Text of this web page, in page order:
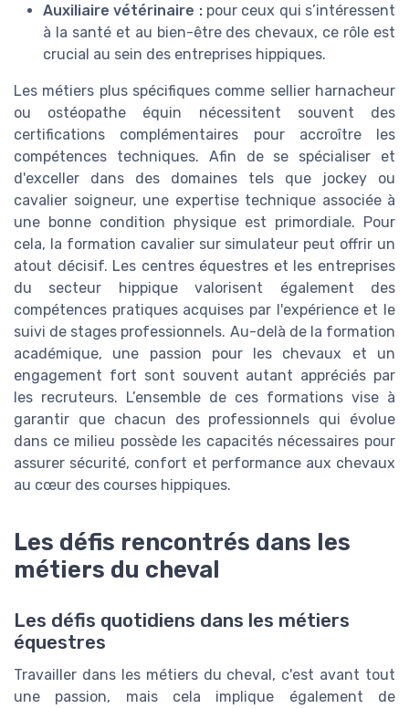
Auxiliaire vétérinaire :pour ceux qui s’intéressent
à la santé et au bien-être des chevaux, ce rôle est
crucial au sein des entreprises hippiques.
Les métiers plus spécifiques comme sellier harnacheur
ou ostéopathe équin nécessitent souvent des
certifications complémentaires pour accroître les
compétences techniques. Afin de se spécialiser et
d'exceller dans des domaines tels que jockey ou
cavalier soigneur, une expertise technique associée à
une bonne condition physique est primordiale. Pour
cela, la formation cavalier sur simulateur peut offrir un
atout décisif. Les centres équestres et les entreprises
du secteur hippique valorisent également des
compétences pratiques acquises par l'expérience et le
suivi de stages professionnels. Au-delà de la formation
académique, une passion pour les chevaux et un
engagement fort sont souvent autant appréciés par
les recruteurs. L’ensemble de ces formations vise à
garantir que chacun des professionnels qui évolue
dans ce milieu possède les capacités nécessaires pour
assurer sécurité, confort et performance aux chevaux
au cœur des courses hippiques.
Les défis rencontrés dans les
métiers du cheval
Les défis quotidiens dans les métiers
équestres
Travailler dans les métiers du cheval, c'est avant tout
une passion, mais cela implique également de